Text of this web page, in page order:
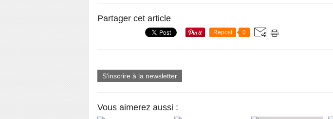
Partager cet article
Repost 0
S'inscrire à la newsletter
Vous aimerez aussi :